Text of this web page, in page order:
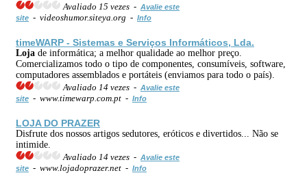
Avaliado 15 vezes - Avalie este
site - videoshumor.siteya.org - Info
timeWARP - Sistemas e Serviços Informáticos, Lda.
Loja de informática; a melhor qualidade ao melhor preço.
Comercializamos todo o tipo de componentes, consumíveis, software,
computadores assemblados e portáteis (enviamos para todo o país).
Avaliado 14 vezes - Avalie este
site - www.timewarp.com.pt - Info
LOJADO PRAZER
Disfrute dos nossos artigos sedutores, eróticos e divertidos... Não se
intimide.
Avaliado 14 vezes - Avalie este
site - www.lojadoprazer.net - Info